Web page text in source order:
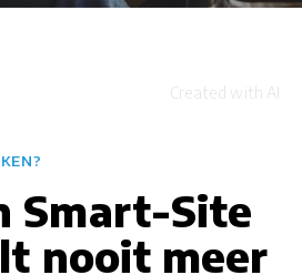
Smart-Site
nooit meer